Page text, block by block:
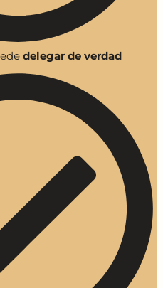
delegar de verdad